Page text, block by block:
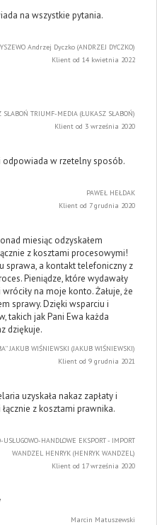
na wszystkie pytania.
Andrzej Dyczko (ANDRZEJ DYCZKO)
Klient od 14 kwietnia 2022
SŁABOŃ TRIUMF-MEDIA (ŁUKASZ SŁABOŃ)
Klient od 3 września 2020
odpowiada w rzetelny sposób.
PAWEŁ HEŁDAK
Klient od 7 grudnia 2020
miesiąc odzyskałem
z kosztami procesowymi!
sprawa, a kontakt telefoniczny z
Pieniądze, które wydawały
na moje konto. Żałuje, że
sprawy. Dzięki wsparciu i
takich jak Pani Ewa każda
dziękuje.
JAKUB WIŚNIEWSKI (JAKUB WIŚNIEWSKI)
Klient od 9 grudnia 2021
uzyskała nakaz zapłaty i
z kosztami prawnika.
USŁUGOWO-HANDLOWE EKSPORT - IMPORT
WANDZEL HENRYK (HENRYK WANDZEL)
Klient od 17 września 2020
Marcin Matuszewski